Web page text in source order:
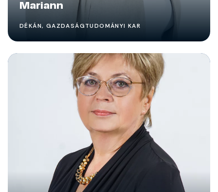
Mariann
DÉKÁN, GAZDASÁGTUDOMÁNYI KAR